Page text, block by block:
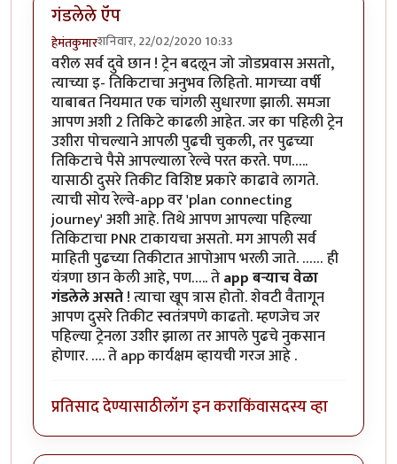
गंडलेले ऍप
हेमंतकुमारशनिवार, 22/02/2020 10:33
वरील सर्व दुवे छान ! ट्रेन बदलून जो जोडप्रवास असतो,
त्याच्या इ- तिकिटाचा अनुभव लिहितो. मागच्या वर्षी
याबाबत नियमात एक चांगली सुधारणा झाली. समजा
आपण अशी 2 तिकिटे काढली आहेत. जर का पहिली ट्रेन
उशीरा पोचल्याने आपली पुढची चुकली, तर पुढच्या
तिकिटाचे पैसे आपल्याला रेल्वे परत करते. पण…..
यासाठी दुसरे तिकीट विशिष्ट प्रकारे काढावे लागते.
त्याची सोय रेल्वे-app वर 'plan connecting
journey' अशी आहे. तिथे आपण आपल्या पहिल्या
तिकिटाचा PNR टाकायचा असतो. मग आपली सर्व
माहिती पुढच्या तिकीटात आपोआप भरली जाते. …… ही
यंत्रणा छान केली आहे, पण….. तेapp बऱ्याच वेळा
गंडलेले असते! त्याचा खूप त्रास होतो. शेवटी वैतागून
आपण दुसरे तिकीट स्वतंत्रपणे काढतो. म्हणजेच जर
पहिल्या ट्रेनला उशीर झाला तर आपले पुढचे नुकसान
होणार. …. ते app कार्यक्षम व्हायची गरज आहे .
प्रतिसाद देण्यासाठीलॉग इन कराकिंवासदस्य व्हा